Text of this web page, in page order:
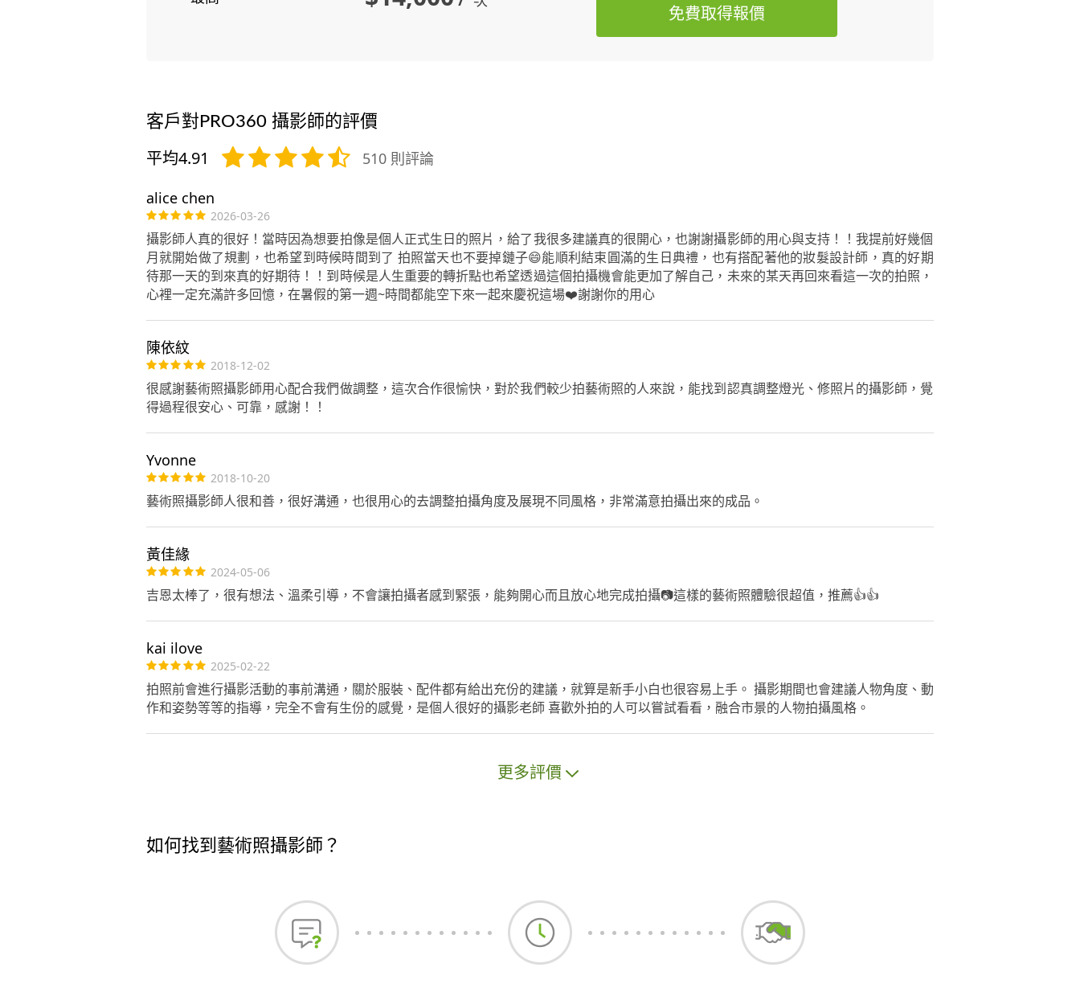
免費取得報價
客戶對PRO360 攝影師的評價
平均4.91 510 則評論
alice chen
2026-03-26
攝影師人真的很好！當時因為想要拍像是個人正式生日的照片，給了我很多建議真的很開心，也謝謝攝影師的用心與支持！！我提前好幾個
月就開始做了規劃，也希望到時候時間到了 拍照當天也不要掉鏈子😄能順利結束圓滿的生日典禮，也有搭配著他的妝髮設計師，真的好期
待那一天的到來真的好期待！！到時候是人生重要的轉折點也希望透過這個拍攝機會能更加了解自己，未來的某天再回來看這一次的拍照，
心裡一定充滿許多回憶，在暑假的第一週~時間都能空下來一起來慶祝這場❤️謝謝你的用心
陳依紋
2018-12-02
很感謝藝術照攝影師用心配合我們做調整，這次合作很愉快，對於我們較少拍藝術照的人來說，能找到認真調整燈光、修照片的攝影師，覺
得過程很安心、可靠，感謝！！
Yvonne
2018-10-20
藝術照攝影師人很和善，很好溝通，也很用心的去調整拍攝角度及展現不同風格，非常滿意拍攝出來的成品。
黃佳緣
2024-05-06
吉恩太棒了，很有想法、溫柔引導，不會讓拍攝者感到緊張，能夠開心而且放心地完成拍攝📷這樣的藝術照體驗很超值，推薦👍👍
kai ilove
2025-02-22
拍照前會進行攝影活動的事前溝通，關於服裝、配件都有給出充份的建議，就算是新手小白也很容易上手。 攝影期間也會建議人物角度、動
作和姿勢等等的指導，完全不會有生份的感覺，是個人很好的攝影老師 喜歡外拍的人可以嘗試看看，融合市景的人物拍攝風格。
更多評價
如何找到藝術照攝影師？